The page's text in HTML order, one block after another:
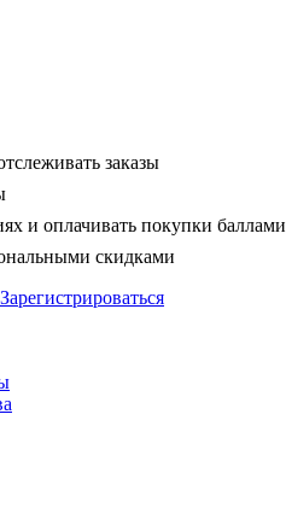
заказы
и оплачивать покупки баллами
скидками
Зарегистрироваться